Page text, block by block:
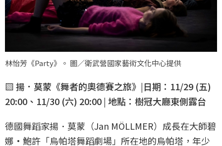
林怡芳《Party》。 圖／衛武營國家藝術文化中心提供
▧ 揚．莫蒙《舞者的奧德賽之旅》|日期：11/29 (五)
20:00、11/30 (六) 20:00 | 地點：樹冠大廳東側露台
德國舞蹈家揚．莫蒙（Jan MÖLLMER）成長在大師碧
娜·鮑許「烏帕塔舞蹈劇場」所在地的烏帕塔，年少